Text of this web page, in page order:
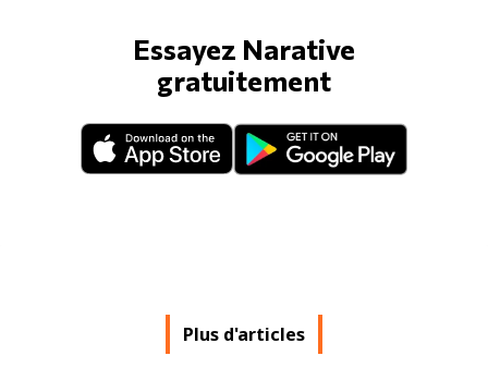
Essayez Narative
gratuitement
Plus d'articles